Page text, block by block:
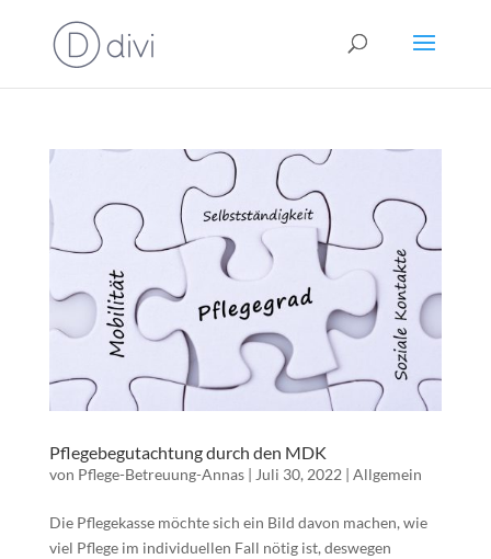
Pflegebegutachtung durch den MDK
von Pflege-Betreuung-Annas| Juli 30, 2022 | Allgemein
Die Pflegekasse möchte sich ein Bild davon machen, wie
viel Pflege im individuellen Fall nötig ist, deswegen